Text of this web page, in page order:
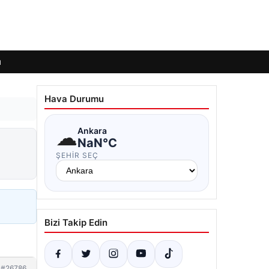
Hava Durumu
☁Ankara
NaN°C
ŞEHIR SEÇ
Bizi Takip Edin